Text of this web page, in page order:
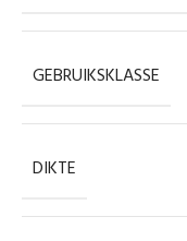
GEBRUIKSKLASSE
DIKTE